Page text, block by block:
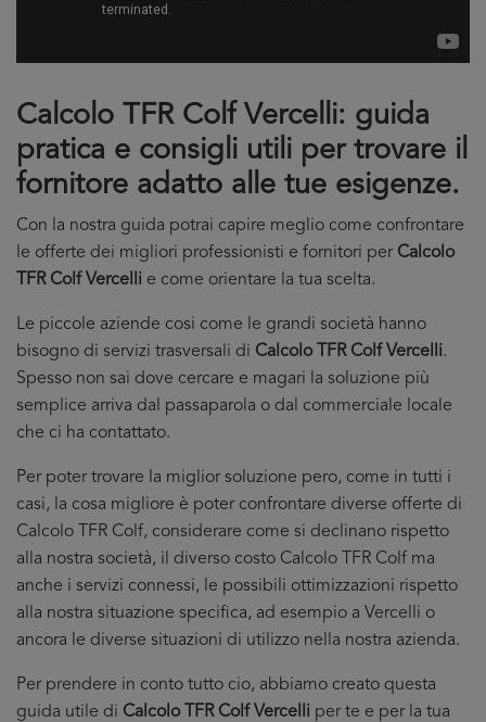
Calcolo TFR Colf Vercelli: guida
pratica e consigli utili per trovare il
fornitore adatto alle tue esigenze.
Con la nostra guida potrai capire meglio come confrontare
le offerte dei migliori professionisti e fornitori per Calcolo
TFR Colf Vercelli e come orientare la tua scelta.
Le piccole aziende cosi come le grandi società hanno
bisogno di servizi trasversali di Calcolo TFR Colf Vercelli.
Spesso non sai dove cercare e magari la soluzione più
semplice arriva dal passaparola o dal commerciale locale
che ci ha contattato.
Per poter trovare la miglior soluzione pero, come in tutti i
casi, la cosa migliore è poter confrontare diverse offerte di
Calcolo TFR Colf, considerare come si declinano rispetto
alla nostra società, il diverso costo Calcolo TFR Colf ma
anche i servizi connessi, le possibili ottimizzazioni rispetto
alla nostra situazione specifica, ad esempio a Vercelli o
ancora le diverse situazioni di utilizzo nella nostra azienda.
Per prendere in conto tutto cio, abbiamo creato questa
guida utile di Calcolo TFR Colf Vercelli per te e per la tua